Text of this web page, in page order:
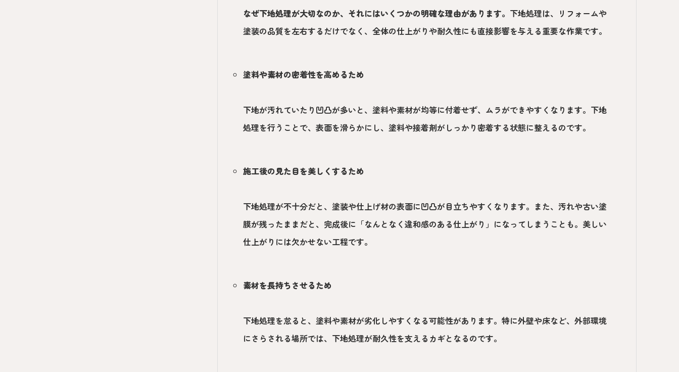
なぜ下地処理が大切なのか、それにはいくつかの明確な理由があります。 下地処理は、リフォームや
塗装の品質を左右するだけでなく、全体の仕上がりや耐久性にも直接影響を与える重要な作業です。
塗料や素材の密着性を高めるため
下地が汚れていたり凹凸が多いと、塗料や素材が均等に付着せず、ムラができやすくなります。下地
処理を行うことで、表面を滑らかにし、塗料や接着剤がしっかり密着する状態に整えるのです。
施工後の見た目を美しくするため
下地処理が不十分だと、塗装や仕上げ材の表面に凹凸が目立ちやすくなります。また、汚れや古い塗
膜が残ったままだと、完成後に「なんとなく違和感のある仕上がり」になってしまうことも。美しい
仕上がりには欠かせない工程です。
素材を長持ちさせるため
下地処理を怠ると、塗料や素材が劣化しやすくなる可能性があります。特に外壁や床など、外部環境
にさらされる場所では、下地処理が耐久性を支えるカギとなるのです。